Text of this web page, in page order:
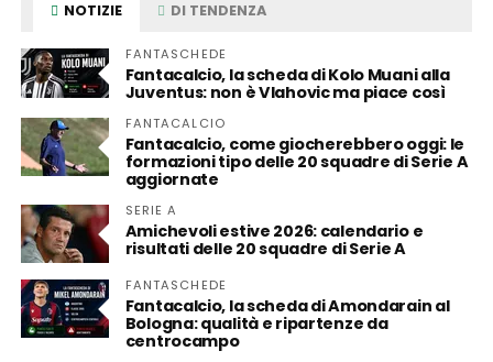
NOTIZIE DI TENDENZA
FANTASCHEDE
Fantacalcio, la scheda di Kolo Muani alla
Juventus: non è Vlahovic ma piace così
FANTACALCIO
Fantacalcio, come giocherebbero oggi: le
formazioni tipo delle 20 squadre di Serie A
aggiornate
SERIE A
Amichevoli estive 2026: calendario e
risultati delle 20 squadre di Serie A
FANTASCHEDE
Fantacalcio, la scheda di Amondarain al
Bologna: qualità e ripartenze da
centrocampo